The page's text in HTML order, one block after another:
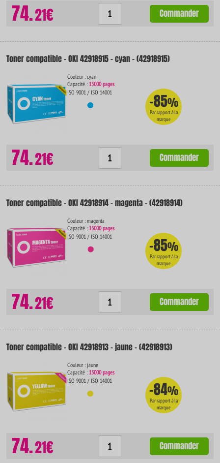
74.21€ Commander
Toner compatible - OKI 42918915 - cyan - (42918915)
Couleur : cyan
Capacité : 15000 pages
ISO 9001 / ISO 14001
-85%
Par rapport à la
marque
74.21€ Commander
Toner compatible - OKI 42918914 - magenta - (42918914)
Couleur : magenta
Capacité : 15000 pages
ISO 9001 / ISO 14001
-85%
Par rapport à la
marque
74.21€ Commander
Toner compatible - OKI 42918913 - jaune - (42918913)
Couleur : jaune
Capacité : 15000 pages
ISO 9001 / ISO 14001
-84%
Par rapport à la
marque
74.21€ Commander